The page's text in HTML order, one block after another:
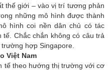
thế giới – vào vị trí tương phản
những mô hình được thành
hình coi nền dân chủ có tác
Chắc chắn không có câu trả
hợp Singapore.
Việt Nam
tế theo hướng thị trường với cơ